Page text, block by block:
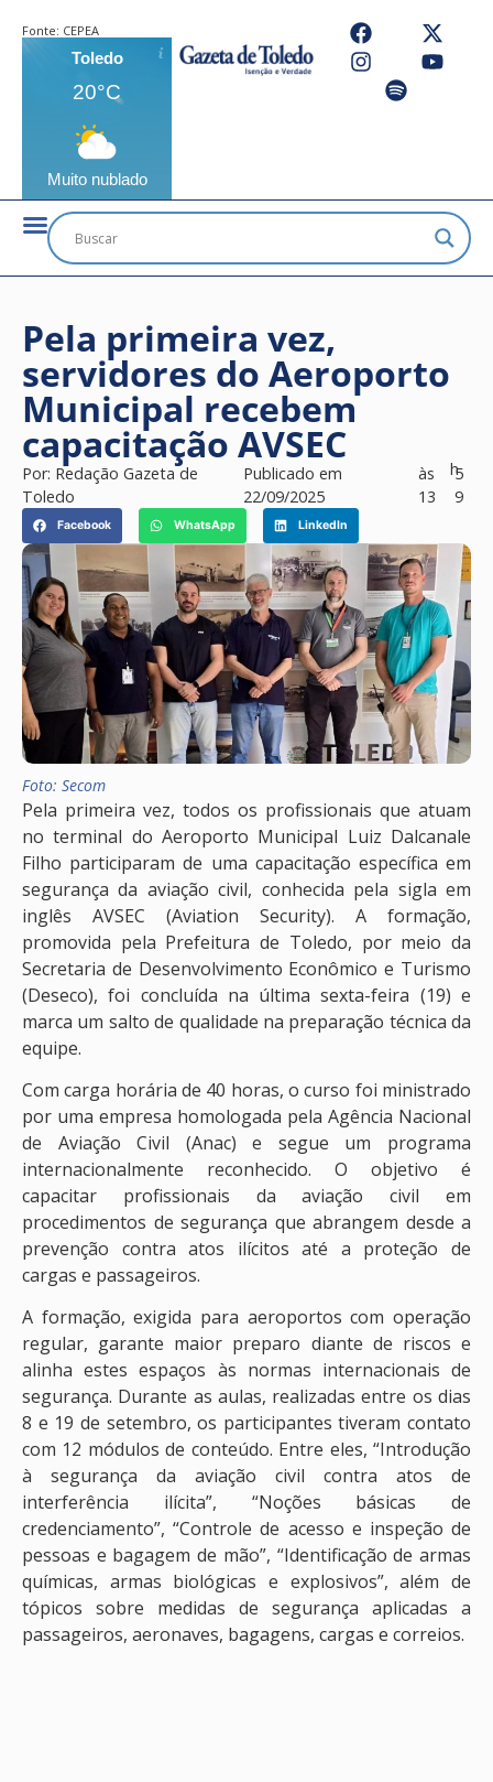
Fonte: CEPEA
Toledo
20°C
Muito nublado
Pela primeira vez,
servidores do Aeroporto
Municipal recebem
capacitação AVSEC
Por: Redação Gazeta de
Toledo
Publicado em
22/09/2025
às
13
h5
9
Facebook WhatsApp LinkedIn
Foto: Secom
Pela primeira vez, todos os profissionais que atuam
no terminal do Aeroporto Municipal Luiz Dalcanale
Filho participaram de uma capacitação específica em
segurança da aviação civil, conhecida pela sigla em
inglês AVSEC (Aviation Security). A formação,
promovida pela Prefeitura de Toledo, por meio da
Secretaria de Desenvolvimento Econômico e Turismo
(Deseco), foi concluída na última sexta-feira (19) e
marca um salto de qualidade na preparação técnica da
equipe.
Com carga horária de 40 horas, o curso foi ministrado
por uma empresa homologada pela Agência Nacional
de Aviação Civil (Anac) e segue um programa
internacionalmente reconhecido. O objetivo é
capacitar profissionais da aviação civil em
procedimentos de segurança que abrangem desde a
prevenção contra atos ilícitos até a proteção de
cargas e passageiros.
A formação, exigida para aeroportos com operação
regular, garante maior preparo diante de riscos e
alinha estes espaços às normas internacionais de
segurança. Durante as aulas, realizadas entre os dias
8 e 19 de setembro, os participantes tiveram contato
com 12 módulos de conteúdo. Entre eles, “Introdução
à segurança da aviação civil contra atos de
interferência ilícita”, “Noções básicas de
credenciamento”, “Controle de acesso e inspeção de
pessoas e bagagem de mão”, “Identificação de armas
químicas, armas biológicas e explosivos”, além de
tópicos sobre medidas de segurança aplicadas a
passageiros, aeronaves, bagagens, cargas e correios.